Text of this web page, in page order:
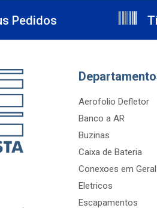
Pedidos
Aerofolio Defletor
Banco a AR
Buzinas
Caixa de Bateria
Conexoes em Geral
Eletricos
Escapamentos